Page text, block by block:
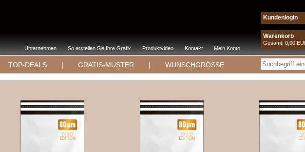
Unternehmen So erstellen Sie Ihre Grafik Produktvideo Kontakt Mein Konto
Kundenlogin
Warenkorb
Gesamt: 0,00
TOP-DEALS | GRATIS-MUSTER | WUNSCHGRÖSSE